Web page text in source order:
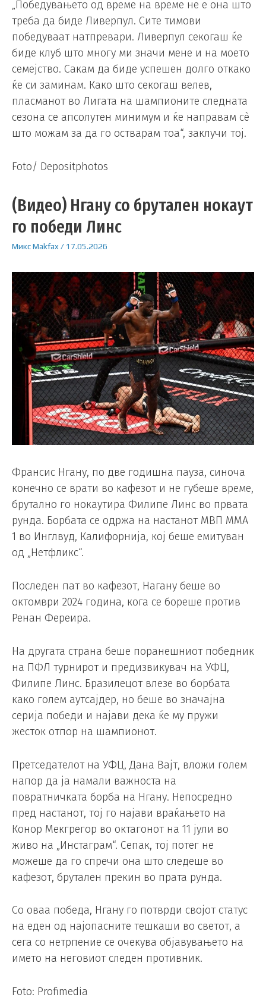
„Победувањето од време на време не е она што
треба да биде Ливерпул. Сите тимови
победуваат натпревари. Ливерпул секогаш ќе
биде клуб што многу ми значи мене и на моето
семејство. Сакам да биде успешен долго откако
ќе си заминам. Како што секогаш велев,
пласманот во Лигата на шампионите следната
сезона се апсолутен минимум и ќе направам сè
што можам за да го остварам тоа“, заклучи тој.
Foto/ Depositphotos
(Видео) Нгану со брутален нокаут
го победи Линс
МиксMakfax / 17.05.2026
Франсис Нгану, по две годишна пауза, синоча
конечно се врати во кафезот и не губеше време,
брутално го нокаутира Филипе Линс во првата
рунда. Борбата се одржа на настанот MВП MMA
1 во Инглвуд, Калифорнија, кој беше емитуван
од „Нетфликс“.
Последен пат во кафезот, Нагану беше во
октомври 2024 година, кога се бореше против
Ренан Фереира.
На другата страна беше поранешниот победник
на ПФЛ турнирот и предизвикувач на УФЦ,
Филипе Линс. Бразилецот влезе во борбата
како голем аутсајдер, но беше во значајна
серија победи и најави дека ќе му пружи
жесток отпор на шампионот.
Претседателот на УФЦ, Дана Вајт, вложи голем
напор да ја намали важноста на
повратничката борба на Нгану. Непосредно
пред настанот, тој го најави враќањето на
Конор Мекгрегор во октагонот на 11 јули во
живо на „Инстаграм“. Сепак, тој потег не
можеше да го спречи она што следеше во
кафезот, брутален прекин во прата рунда.
Со оваа победа, Нгану го потврди својот статус
на еден од најопасните тешкаши во светот, а
сега со нетрпение се очекува објавувањето на
името на неговиот следен противник.
Foto: Profimedia